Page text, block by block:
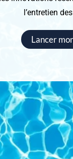
l’entretien
Lancer